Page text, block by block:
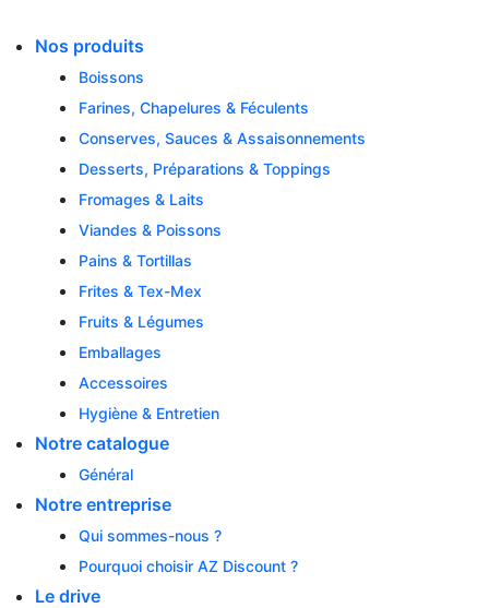
content
Nos produits
Boissons
Farines, Chapelures & Féculents
Conserves, Sauces & Assaisonnements
Desserts, Préparations & Toppings
Fromages & Laits
Viandes & Poissons
Pains & Tortillas
Frites & Tex-Mex
Fruits & Légumes
Emballages
Accessoires
Hygiène & Entretien
Notre catalogue
Général
Notre entreprise
Qui sommes-nous ?
Pourquoi choisir AZ Discount ?
Le drive